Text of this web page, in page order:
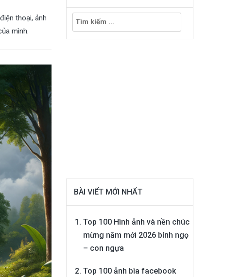
thoại, ảnh
mình.
Tìm
kiếm
cho:
BÀI VIẾT MỚI NHẤT
Top 100 Hình ảnh và nền chúc
mừng năm mới 2026 bính ngọ
– con ngựa
Top 100 ảnh bìa facebook